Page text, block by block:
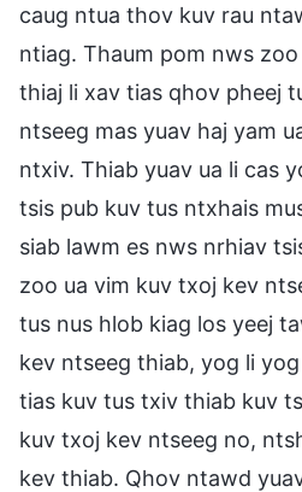
caug ntua thov kuv rau
ntiag. Thaum pom nws
thiaj li xav tias qhov pheej
ntseeg mas yuav haj yam
ntxiv. Thiab yuav ua li cas
tsis pub kuv tus ntxhais
siab lawm es nws nrhiav
zoo ua vim kuv txoj kev
tus nus hlob kiag los yeej
kev ntseeg thiab, yog li
tias kuv tus txiv thiab kuv
kuv txoj kev ntseeg no,
kev thiab. Qhov ntawd